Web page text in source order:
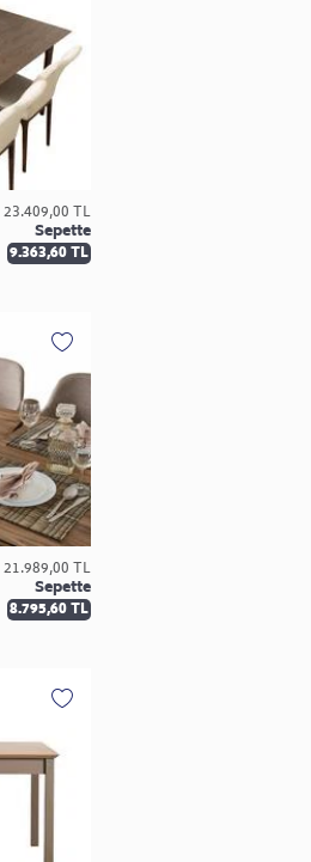
23.409,00 TL
Sepette
9.363,60 TL
21.989,00 TL
Sepette
8.795,60 TL